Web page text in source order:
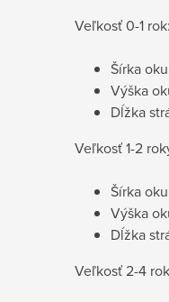
Veľkosť 0-1 rok:
Šírka
Výška
Dĺžka
Veľkosť 1-2
Šírka
Výška
Dĺžka
Veľkosť 2-4